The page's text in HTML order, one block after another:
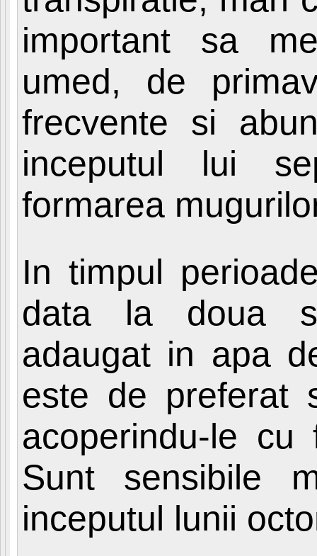
important sa
umed, de
frecvente si
inceputul lui
formarea
In timpul
data la doua
adaugat in apa
este de preferat
acoperindu-le
Sunt sensibile
inceputul lunii